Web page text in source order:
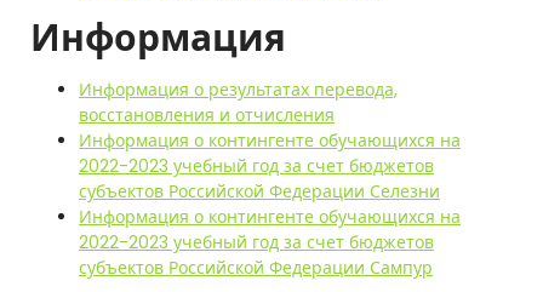
Информация
Информация о результатах перевода,
восстановления и отчисления
Информация о контингенте обучающихся на
2022-2023 учебный год за счет бюджетов
субъектов Российской Федерации Селезни
Информация о контингенте обучающихся на
2022-2023 учебный год за счет бюджетов
субъектов Российской Федерации Сампур